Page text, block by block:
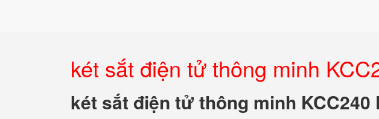
két sắt điện tử thông minh
két sắt điện tử thông minh KCC240